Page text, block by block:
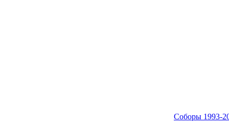
Соборы 1993-